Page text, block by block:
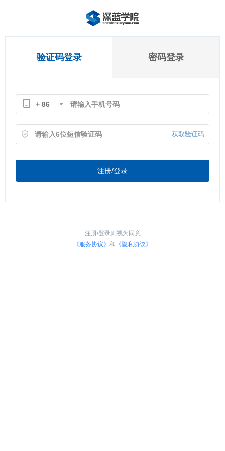
验证码登录 密码登录
+ 86
获取验证码
注册/登录
注册/登录则视为同意
《服务协议》 和 《隐私协议》